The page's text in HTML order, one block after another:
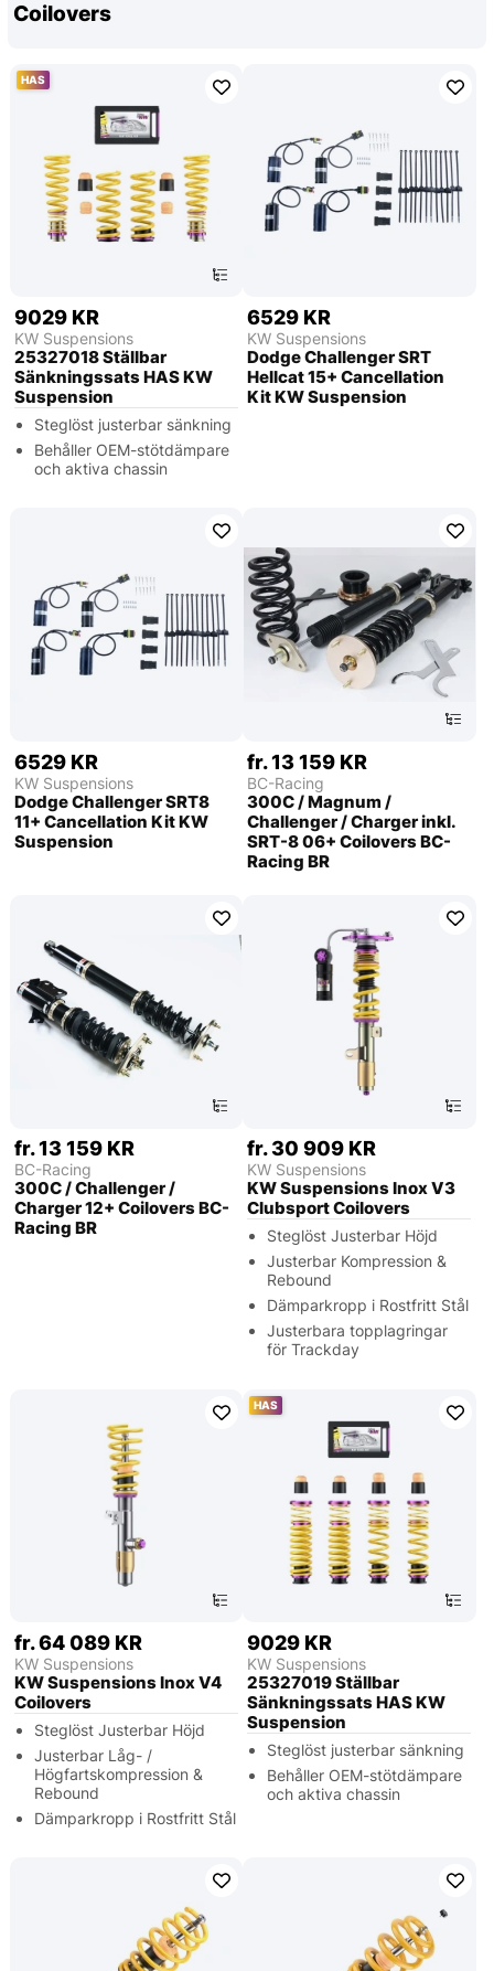
Coilovers
HAS
9029 KR
KW Suspensions
25327018 Ställbar
Sänkningssats HAS KW
Suspension
Steglöst justerbar sänkning
Behåller OEM-stötdämpare
och aktiva chassin
6529 KR
KW Suspensions
Dodge Challenger SRT
Hellcat 15+ Cancellation
Kit KW Suspension
6529 KR
KW Suspensions
Dodge Challenger SRT8
11+ Cancellation Kit KW
Suspension
fr. 13 159 KR
BC-Racing
300C / Magnum /
Challenger / Charger inkl.
SRT-8 06+ Coilovers BC-
Racing BR
fr. 13 159 KR
BC-Racing
300C / Challenger /
Charger 12+ Coilovers BC-
Racing BR
fr. 30 909 KR
KW Suspensions
KW Suspensions Inox V3
Clubsport Coilovers
Steglöst Justerbar Höjd
Justerbar Kompression &
Rebound
Dämparkropp i Rostfritt Stål
Justerbara topplagringar
för Trackday
fr. 64 089 KR
KW Suspensions
KW Suspensions Inox V4
Coilovers
Steglöst Justerbar Höjd
Justerbar Låg- /
Högfartskompression &
Rebound
Dämparkropp i Rostfritt Stål
HAS
9029 KR
KW Suspensions
25327019 Ställbar
Sänkningssats HAS KW
Suspension
Steglöst justerbar sänkning
Behåller OEM-stötdämpare
och aktiva chassin